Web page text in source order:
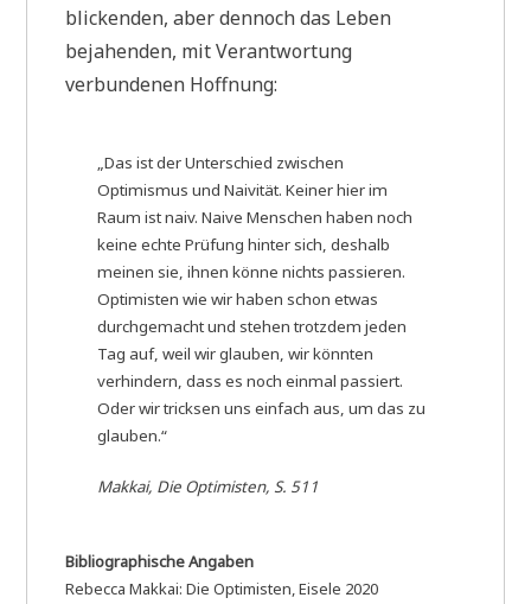
blickenden, aber dennoch das Leben
bejahenden, mit Verantwortung
verbundenen Hoffnung:
„Das ist der Unterschied zwischen
Optimismus und Naivität. Keiner hier im
Raum ist naiv. Naive Menschen haben noch
keine echte Prüfung hinter sich, deshalb
meinen sie, ihnen könne nichts passieren.
Optimisten wie wir haben schon etwas
durchgemacht und stehen trotzdem jeden
Tag auf, weil wir glauben, wir könnten
verhindern, dass es noch einmal passiert.
Oder wir tricksen uns einfach aus, um das zu
glauben.“
Makkai, Die Optimisten, S. 511
Bibliographische Angaben
Rebecca Makkai: Die Optimisten, Eisele 2020